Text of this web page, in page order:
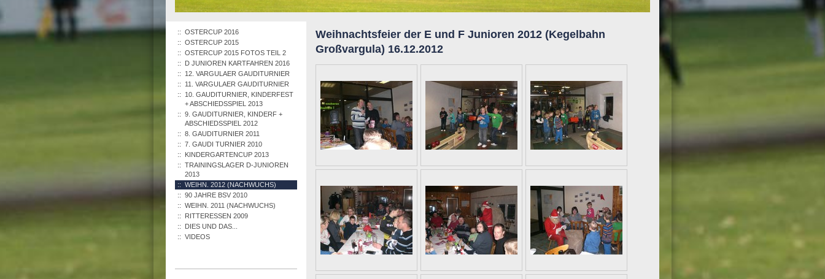
Weihnachtsfeier der E und F Junioren 2012 (Kegelbahn
Großvargula) 16.12.2012
OSTERCUP 2016
OSTERCUP 2015
OSTERCUP 2015 FOTOS TEIL 2
D JUNIOREN KARTFAHREN 2016
12. VARGULAER GAUDITURNIER
11. VARGULAER GAUDITURNIER
10. GAUDITURNIER, KINDERFEST
+ ABSCHIEDSSPIEL 2013
9. GAUDITURNIER, KINDERF +
ABSCHIEDSSPIEL 2012
8. GAUDITURNIER 2011
7. GAUDI TURNIER 2010
KINDERGARTENCUP 2013
TRAININGSLAGER D-JUNIOREN
2013
WEIHN. 2012 (NACHWUCHS)
90 JAHRE BSV 2010
WEIHN. 2011 (NACHWUCHS)
RITTERESSEN 2009
DIES UND DAS...
VIDEOS